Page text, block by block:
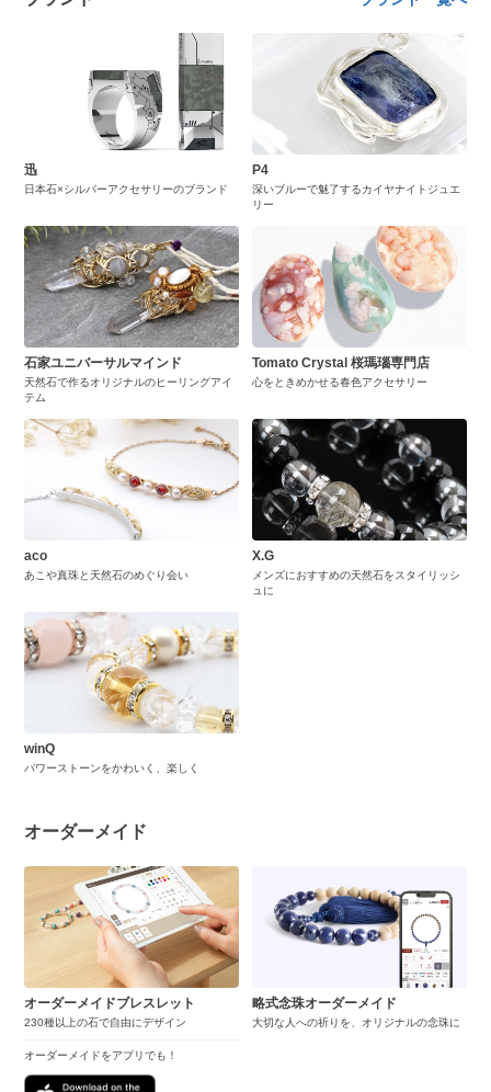
迅
日本石×シルバーアクセサリーのブランド
P4
深いブルーで魅了するカイヤナイトジュエ
リー
石家ユニバーサルマインド
天然石で作るオリジナルのヒーリングアイ
テム
Tomato Crystal 桜瑪瑙専門店
心をときめかせる春色アクセサリー
aco
あこや真珠と天然石のめぐり会い
X.G
メンズにおすすめの天然石をスタイリッシ
ュに
winQ
パワーストーンをかわいく、楽しく
オーダーメイド
オーダーメイドブレスレット
230種以上の石で自由にデザイン
オーダーメイドをアプリでも！
略式念珠オーダーメイド
大切な人への祈りを、オリジナルの念珠に